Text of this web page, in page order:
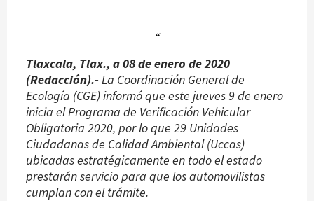
Tlaxcala, Tlax., a 08 de enero de 2020
(Redacción).- La Coordinación General de
Ecología (CGE) informó que este jueves 9 de enero
inicia el Programa de Verificación Vehicular
Obligatoria 2020, por lo que 29 Unidades
Ciudadanas de Calidad Ambiental (Uccas)
ubicadas estratégicamente en todo el estado
prestarán servicio para que los automovilistas
cumplan con el trámite.